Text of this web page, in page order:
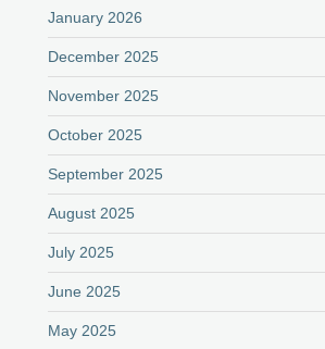
January 2026
December 2025
November 2025
October 2025
September 2025
August 2025
July 2025
June 2025
May 2025